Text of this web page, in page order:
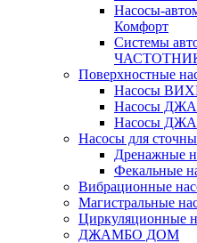
Насосы-
Комфорт
Системы
Поверхностные
Насосы
Насосы
Насосы
Насосы для
Дренажные
Фекальные
Вибрационные
Магистральные
Циркуляционные
ДЖАМБО ДОМ